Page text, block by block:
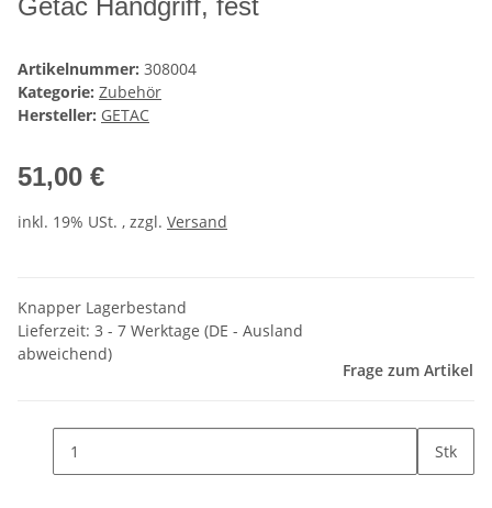
Getac Handgriff, fest
Artikelnummer: 308004
Kategorie: Zubehör
Hersteller: GETAC
51,00 €
inkl. 19% USt. , zzgl. Versand
Knapper Lagerbestand
Lieferzeit: 3 - 7 Werktage (DE - Ausland
abweichend)
Frage zum Artikel
Stk